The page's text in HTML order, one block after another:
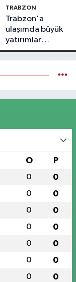
TRABZON
Trabzon'a
ulaşımda büyük
yatırımlar
yapılıyor
O P
0 0
0 0
0 0
0 0
0 0
0 0
0 0